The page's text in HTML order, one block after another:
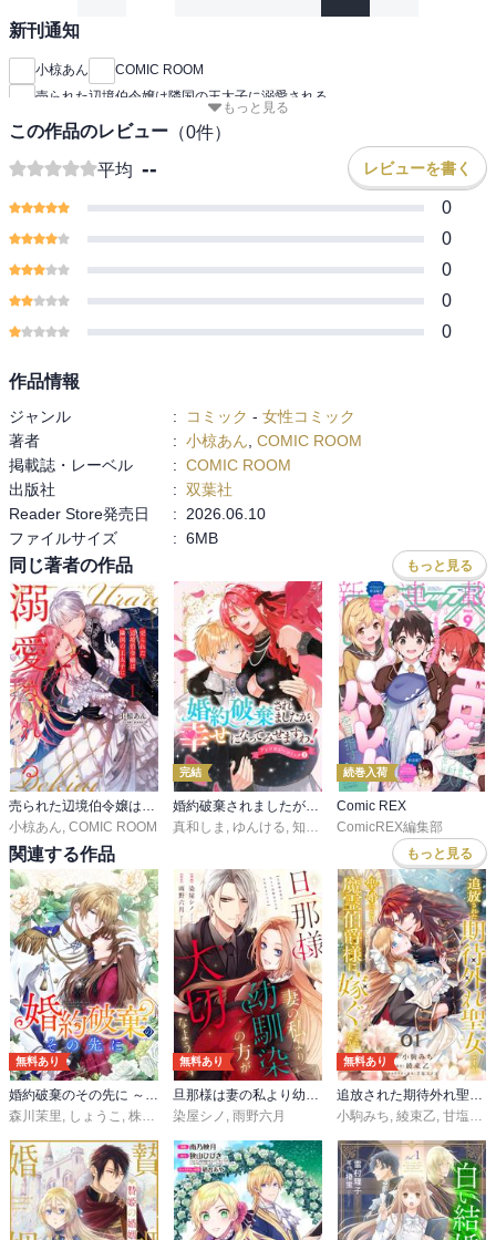
新刊通知
小椋あん
COMIC ROOM
売られた辺境伯令嬢は隣国の王太子に溺愛される
もっと見る
この作品のレビュー （0件）
平均 -- レビューを書く
0
0
0
0
0
作品情報
ジャンル : コミック - 女性コミック
著者
: 小椋あん COMIC ROOM
掲載誌・レーベル
: COMIC ROOM
出版社
: 双葉社
Reader Store発売日
:
2026.06.10
ファイルサイズ
: 6MB
同じ著者の作品 もっと見る
売られた辺境伯令嬢は隣国の王太子に溺愛される【コミックス版】
小椋あん, COMIC ROOM
完結
婚約破棄されましたが、幸せになってみせますわ！アンソロジーコミック【単行本版】
真和しま , ゆんける, 知壱イチ ,光野風夏,ウマおはぎ
続巻入荷
Comic REX
ComicREX編集部
関連する作品 もっと見る
無料あり
森川茉里
しょうこ 株式会社サーチフィールド
無料あり
染屋シノ 雨野六月
無料あり
小駒みち 綾束乙 甘塩コメコ